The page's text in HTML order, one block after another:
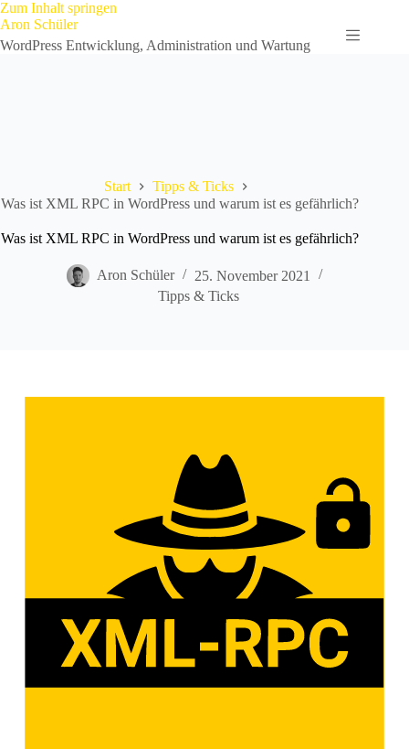
Zum Inhalt springen
springen
Aron Schüler
WordPress Entwicklung, Administration und Wartung
Start
Tipps & Ticks
Was ist XML RPC in WordPress und warum ist es gefährlich?
Was ist XML RPC in WordPress und warum ist es gefährlich?
Aron Schüler
25. November 2021
Tipps & Ticks